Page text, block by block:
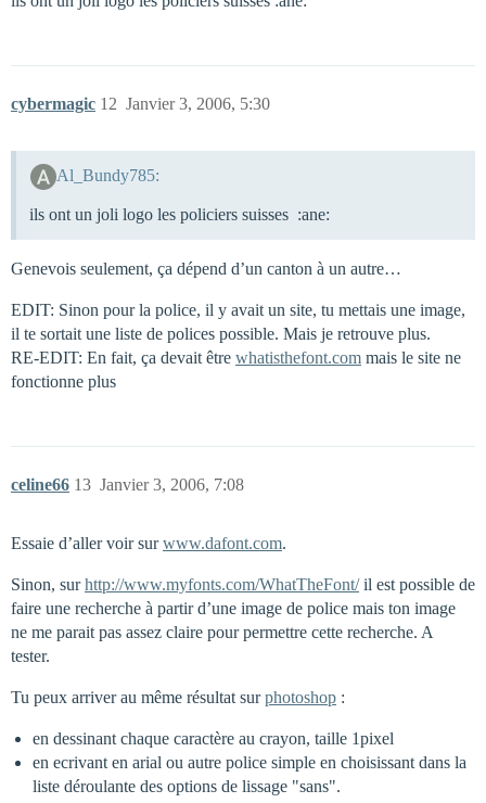
cybermagic Janvier 3, 2006, 5:30
12
Al_Bundy785:
ils ont un joli logo les policiers suisses :ane:
Genevois seulement, ça dépend d’un canton à un autre…
EDIT: Sinon pour la police, il y avait un site, tu mettais une image,
il te sortait une liste de polices possible. Mais je retrouve plus.
RE-EDIT: En fait, ça devait être whatisthefont.com mais le site ne
fonctionne plus
celine66 Janvier 3, 2006, 7:08
13
Essaie d’aller voir surwww.dafont.com.
Sinon, surhttp://www.myfonts.com/WhatTheFont/il est possible de
faire une recherche à partir d’une image de police mais ton image
ne me parait pas assez claire pour permettre cette recherche. A
tester.
Tu peux arriver au même résultat surphotoshop :
en dessinant chaque caractère au crayon, taille 1pixel
en ecrivant en arial ou autre police simple en choisissant dans la
liste déroulante des options de lissage "sans".